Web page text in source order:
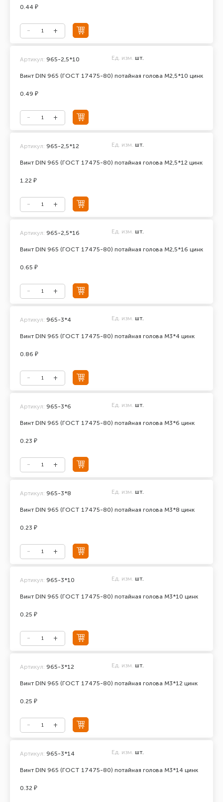
0.44 ₽
Винт DIN 965 (ГОСТ 17475-80) потайная голова М2,5*10 цинк
Артикул: 965-2,5*10 Ед. изм. шт.
0.49 ₽
Винт DIN 965 (ГОСТ 17475-80) потайная голова М2,5*12 цинк
Артикул: 965-2,5*12 Ед. изм. шт.
1.22 ₽
Винт DIN 965 (ГОСТ 17475-80) потайная голова М2,5*16 цинк
Артикул: 965-2,5*16 Ед. изм. шт.
0.65 ₽
Винт DIN 965 (ГОСТ 17475-80) потайная голова М3*4 цинк
Артикул: 965-3*4 Ед. изм. шт.
0.86 ₽
Винт DIN 965 (ГОСТ 17475-80) потайная голова М3*6 цинк
Артикул: 965-3*6 Ед. изм. шт.
0.23 ₽
Винт DIN 965 (ГОСТ 17475-80) потайная голова М3*8 цинк
Артикул: 965-3*8 Ед. изм. шт.
0.23 ₽
Винт DIN 965 (ГОСТ 17475-80) потайная голова М3*10 цинк
Артикул: 965-3*10 Ед. изм. шт.
0.25 ₽
Винт DIN 965 (ГОСТ 17475-80) потайная голова М3*12 цинк
Артикул: 965-3*12 Ед. изм. шт.
0.25 ₽
Винт DIN 965 (ГОСТ 17475-80) потайная голова М3*14 цинк
Артикул: 965-3*14 Ед. изм. шт.
0.32 ₽